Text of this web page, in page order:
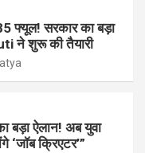
फ्यूल! सरकार का बड़ा
ने शुरू की तैयारी
बड़ा ऐलान! अब युवा
क्रिएटर’”